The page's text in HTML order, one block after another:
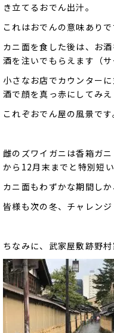
き立てるおでん出汁。
これはおでんの意味ありで
カニ面を食した後は、お
酒を注いでもらえます（サ
小さなお店でカウンター
酒で顔を真っ赤にしてみえ
これぞおでん屋の風景です
雌のズワイガニは香箱ガ
から12月末までと特別短い
カニ面もわずかな期間し
皆様も次の冬、チャレン
ちなみに、武家屋敷跡野村